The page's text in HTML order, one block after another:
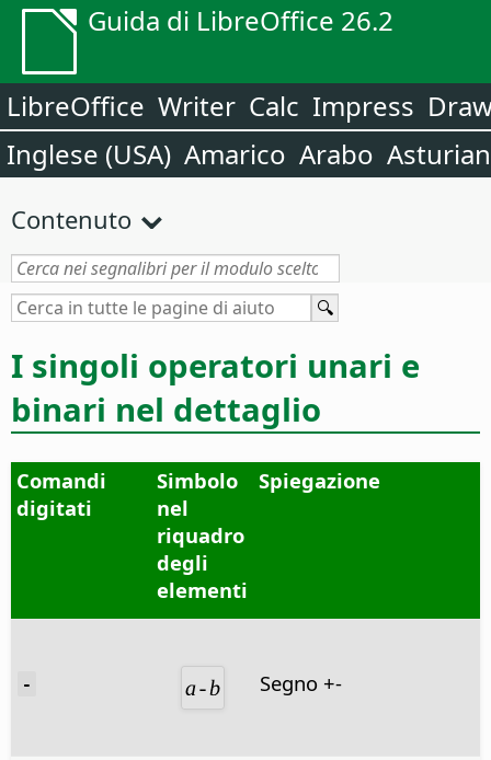
Guida di LibreOffice 26.2
LibreOffice Writer Calc Impress
Inglese (USA) Amarico Arabo
Contenuto
I singoli operatori unari e
binari nel dettaglio
Comandi
digitati
Simbolo
nel
riquadro
degli
elementi
Spiegazione
- Segno +-